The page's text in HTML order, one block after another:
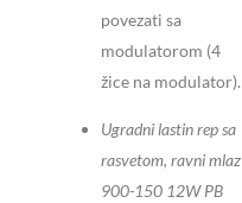
povezati sa
modulatorom (4
žice na modulator).
Ugradni lastin rep sa
rasvetom, ravni mlaz
900-150 12W PB